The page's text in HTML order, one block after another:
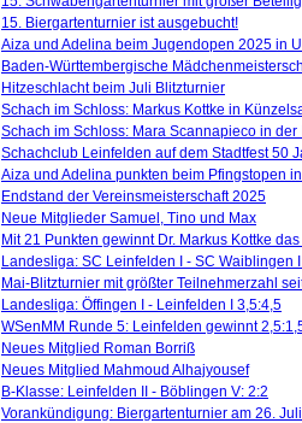
15. Biergartenturnier ist ausgebucht!
Aiza und Adelina beim Jugendopen 2025 in
Baden-Württembergische
Hitzeschlacht beim Juli Blitzturnier
Schach im Schloss: Markus Kottke in
Schach im Schloss: Mara Scannapieco in der
Schachclub Leinfelden auf dem Stadtfest 50
Aiza und Adelina punkten beim Pfingstopen
Endstand der Vereinsmeisterschaft 2025
Neue Mitglieder Samuel, Tino und Max
Mit 21 Punkten gewinnt Dr. Markus Kottke
Landesliga: SC Leinfelden I - SC Waiblingen
Mai-Blitzturnier mit größter Teilnehmerzahl
Landesliga: Öffingen I - Leinfelden I 3,5:4,5
WSenMM Runde 5: Leinfelden gewinnt
Neues Mitglied Roman Borriß
Neues Mitglied Mahmoud Alhajyousef
B-Klasse: Leinfelden II - Böblingen V: 2:2
Vorankündigung: Biergartenturnier am 26. Juli